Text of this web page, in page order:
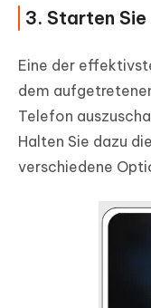
3. Starten
Eine der
dem
Telefon
Halten Sie dazu
verschiedene